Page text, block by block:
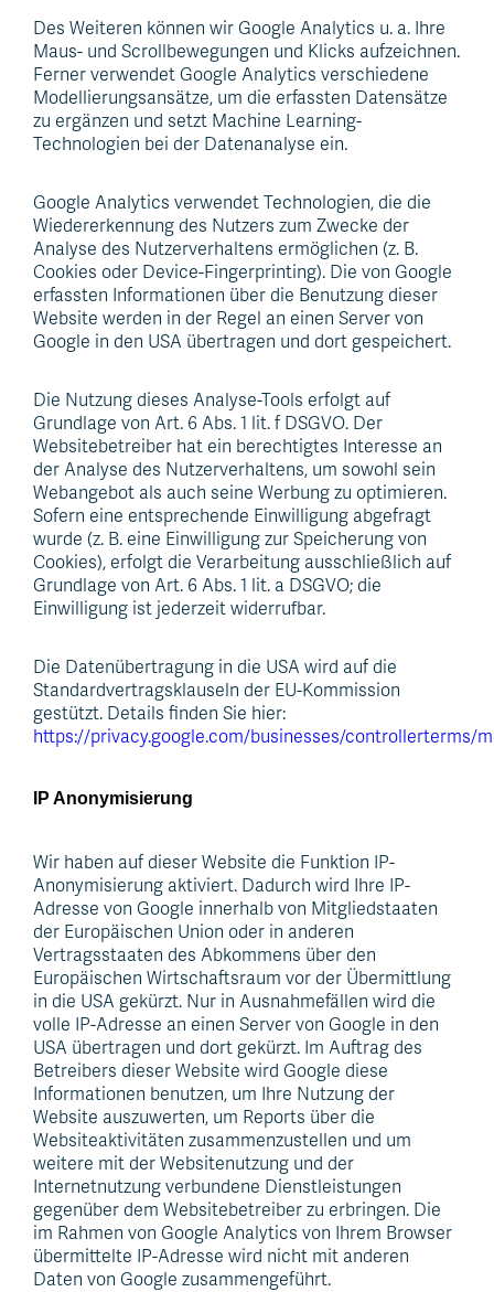
Des Weiteren können wir Google Analytics u. a. Ihre
Maus- und Scrollbewegungen und Klicks aufzeichnen.
Ferner verwendet Google Analytics verschiedene
Modellierungsansätze, um die erfassten Datensätze
zu ergänzen und setzt Machine Learning-
Technologien bei der Datenanalyse ein.
Google Analytics verwendet Technologien, die die
Wiedererkennung des Nutzers zum Zwecke der
Analyse des Nutzerverhaltens ermöglichen (z. B.
Cookies oder Device-Fingerprinting). Die von Google
erfassten Informationen über die Benutzung dieser
Website werden in der Regel an einen Server von
Google in den USA übertragen und dort gespeichert.
Die Nutzung dieses Analyse-Tools erfolgt auf
Grundlage von Art. 6 Abs. 1 lit. f DSGVO. Der
Websitebetreiber hat ein berechtigtes Interesse an
der Analyse des Nutzerverhaltens, um sowohl sein
Webangebot als auch seine Werbung zu optimieren.
Sofern eine entsprechende Einwilligung abgefragt
wurde (z. B. eine Einwilligung zur Speicherung von
Cookies), erfolgt die Verarbeitung ausschließlich auf
Grundlage von Art. 6 Abs. 1 lit. a DSGVO; die
Einwilligung ist jederzeit widerrufbar.
Die Datenübertragung in die USA wird auf die
Standardvertragsklauseln der EU-Kommission
gestützt. Details finden Sie hier:
https://privacy.google.com/businesses/controllerterms/
IP Anonymisierung
Wir haben auf dieser Website die Funktion IP-
Anonymisierung aktiviert. Dadurch wird Ihre IP-
Adresse von Google innerhalb von Mitgliedstaaten
der Europäischen Union oder in anderen
Vertragsstaaten des Abkommens über den
Europäischen Wirtschaftsraum vor der Übermittlung
in die USA gekürzt. Nur in Ausnahmefällen wird die
volle IP-Adresse an einen Server von Google in den
USA übertragen und dort gekürzt. Im Auftrag des
Betreibers dieser Website wird Google diese
Informationen benutzen, um Ihre Nutzung der
Website auszuwerten, um Reports über die
Websiteaktivitäten zusammenzustellen und um
weitere mit der Websitenutzung und der
Internetnutzung verbundene Dienstleistungen
gegenüber dem Websitebetreiber zu erbringen. Die
im Rahmen von Google Analytics von Ihrem Browser
übermittelte IP-Adresse wird nicht mit anderen
Daten von Google zusammengeführt.